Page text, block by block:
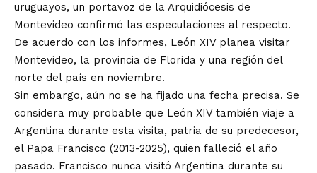
uruguayos, un portavoz de la Arquidiócesis de
Montevideo confirmó las especulaciones al respecto.
De acuerdo con los informes, León XIV planea visitar
Montevideo, la provincia de Florida y una región del
norte del país en noviembre.
Sin embargo, aún no se ha fijado una fecha precisa. Se
considera muy probable que León XIV también viaje a
Argentina durante esta visita, patria de su predecesor,
el Papa Francisco (2013-2025), quien falleció el año
pasado. Francisco nunca visitó Argentina durante su